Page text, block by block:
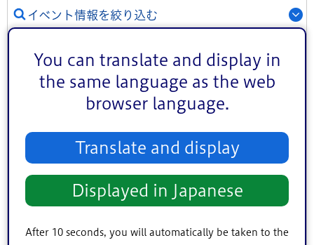
You can translate and display in
the same language as the web
browser language.
Translate and display
Displayed in Japanese
After 10 seconds, you will automatically be taken to the
イベント情報を絞り込む
講演・講座・教室 お祭り
文化・芸術
熟年者向け 事業者向け
中央地区 小松川・平井地区 葛西地区